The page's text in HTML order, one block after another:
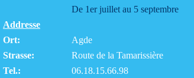
De 1er juillet au 5 septembre
Addresse
Ort:
Agde
Strasse:
Route de la Tamarissière
Tel.:
06.18.15.66.98